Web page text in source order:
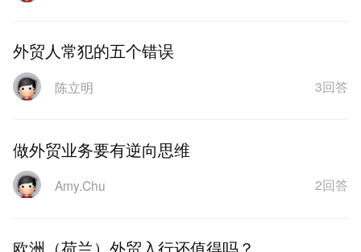
外贸人常犯的五个错误
陈立明 3回答
做外贸业务要有逆向思维
Amy.Chu 2回答